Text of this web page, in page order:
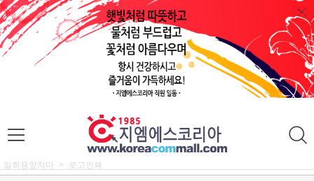
일회용앞치마 로고인쇄